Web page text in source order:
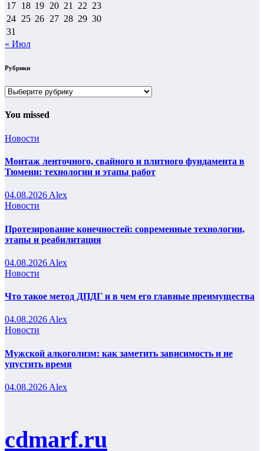
17 18 19 20 21 22 23
24 25 26 27 28 29 30
31
« Июл
Рубрики
Рубрики
You missed
Новости
Монтаж ленточного, свайного и плитного фундамента в
Тюмени: технологии и этапы работ
04.08.2026 Alex
Новости
Протезирование конечностей: современные технологии,
этапы и реабилитация
04.08.2026 Alex
Новости
Что такое метод ДПДГ и в чем его главные преимущества
04.08.2026 Alex
Новости
Мужской алкоголизм: как заметить зависимость и не
упустить время
04.08.2026 Alex
cdmarf.ru